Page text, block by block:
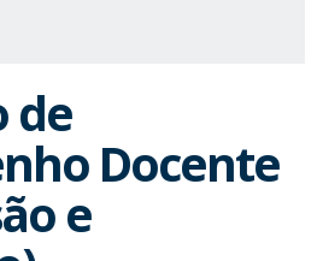
de
Docente
e